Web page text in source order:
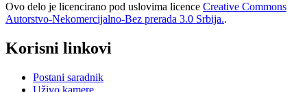
Ovo delo je licencirano pod uslovima licence Creative Commons
Autorstvo-Nekomercijalno-Bez prerada 3.0 Srbija..
Korisni linkovi
Postani saradnik
Uživo kamere